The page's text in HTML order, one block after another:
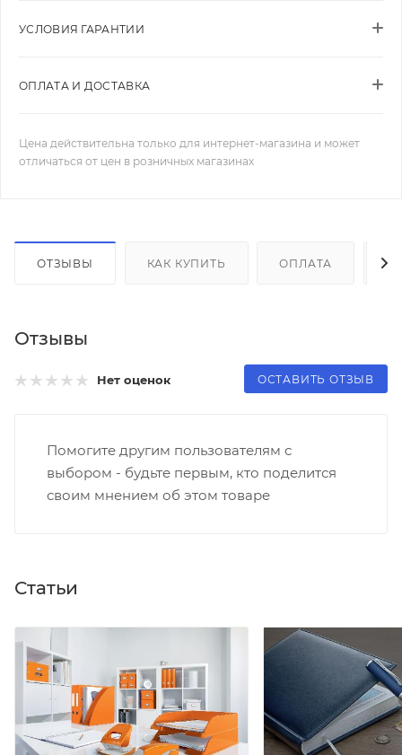
УСЛОВИЯ ГАРАНТИИ
ОПЛАТА И ДОСТАВКА
Цена действительна только для интернет-магазина и может
отличаться от цен в розничных магазинах
ОТЗЫВЫ КАК КУПИТЬ ОПЛАТА
Отзывы
Нет оценок ОСТАВИТЬ ОТЗЫВ
Помогите другим пользователям с
выбором - будьте первым, кто поделится
своим мнением об этом товаре
Статьи